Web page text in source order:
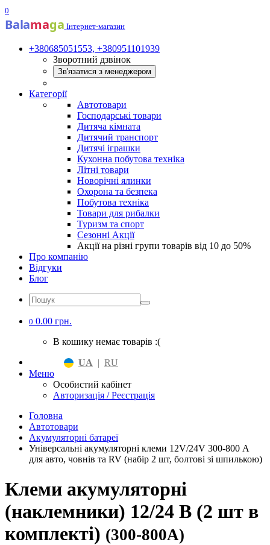
0
Balamaga Інтернет-магазин
+380685051553, +380951101939
Зворотний дзвінок
Зв'язатися з менеджером
Категорії
Автотовари
Господарські товари
Дитяча кімната
Дитячий транспорт
Дитячі іграшки
Кухонна побутова техніка
Літні товари
Новорічні ялинки
Охорона та безпека
Побутова техніка
Товари для рибалки
Туризм та спорт
Сезонні Акції
Акції на різні групи товарів від 10 до 50%
Про компанію
Відгуки
Блог
0 0.00 грн.
В кошику немає товарів :(
UA | RU
Меню
Особистий кабінет
Авторизація / Реєстрація
Головна
Автотовари
Акумуляторні батареї
Універсальні акумуляторні клеми 12V/24V 300-800 А
для авто, човнів та RV (набір 2 шт, болтові зі шпилькою)
Клеми акумуляторні
(наклемники) 12/24 В (2 шт в
комплекті) (300-800A)